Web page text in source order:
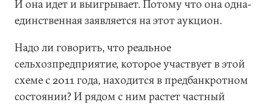
И она идет и выигрывает. Потому что она одна-
единственная заявляется на этот аукцион.
Надо ли говорить, что реальное
сельхозпредприятие, которое участвует в этой
схеме с 2011 года, находится в предбанкротном
состоянии? И рядом с ним растет частный